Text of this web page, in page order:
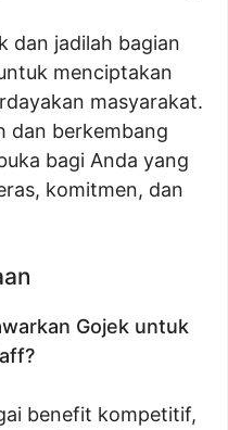
dan jadilah bagian
menciptakan
masyarakat.
dan berkembang
bagi Anda yang
komitmen, dan
Gojek untuk
benefit kompetitif,